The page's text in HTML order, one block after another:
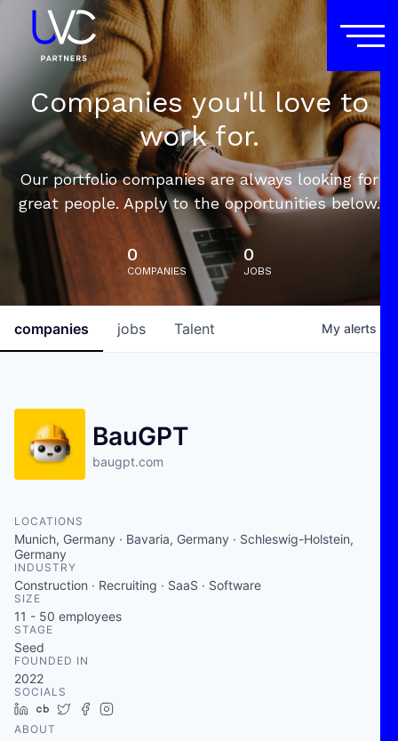
Companies you'll love to
work for.
Our portfolio companies are always looking for
great people. Apply to the opportunities below.
0
COMPANIES
0
JOBS
jobs
companies Talent My alerts
BauGPT
baugpt.com
LOCATIONS
Munich, Germany · Bavaria, Germany · Schleswig-Holstein,
Germany
INDUSTRY
Construction · Recruiting · SaaS · Software
SIZE
11 - 50 employees
STAGE
Seed
FOUNDED IN
2022
SOCIALS
LinkedIn
Crunchbase
TwitterFacebook
ABOUT